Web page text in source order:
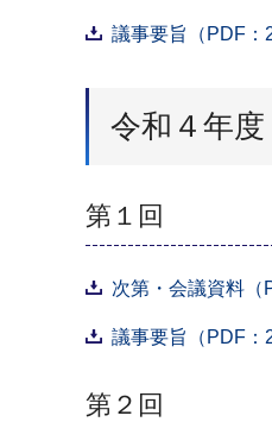
議事要旨（PDF：
令和４年度
第１回
次第・会議資料（
議事要旨（PDF：
第２回